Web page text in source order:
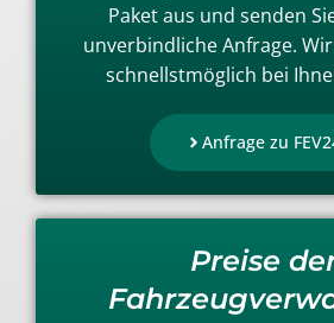
Paket aus und senden
unverbindliche Anfrage.
schnellstmöglich bei
Anfrage zu
Preise